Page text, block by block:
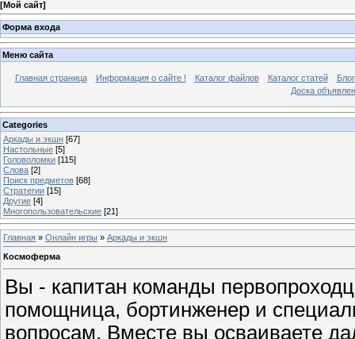
[Мой сайт]
Форма входа
Меню сайта
Главная страница Информация о сайте ! Каталог файлов Каталог статей
Блог
Доска
Categories
Аркады и экшн [67]
Настольные [5]
Головоломки [115]
Слова [2]
Поиск предметов [68]
Стратегии [15]
Другие [4]
Многопользовательские [21]
Главная » Онлайн игры » Аркады и экшн
Космоферма
Вы - капитан команды
помощница, бортинженер и
вопросам. Вместе вы осваиваете